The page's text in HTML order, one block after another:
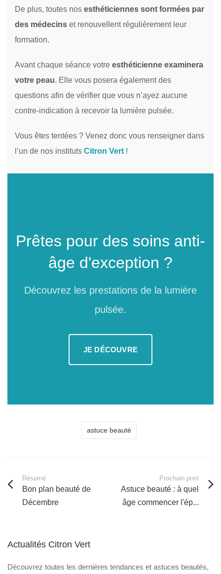
De plus, toutes nos esthéticiennes sont formées par
des médecins et renouvellent régulièrement leur
formation.
Avant chaque séance votre esthéticienne examinera
votre peau. Elle vous posera également des
questions afin de vérifier que vous n’ayez aucune
contre-indication à recevoir la lumière pulsée.
Vous êtes tentées ? Venez donc vous renseigner dans
l’un de nos instituts Citron Vert !
Prêtes pour des soins anti-
âge d'exception ?
Découvrez les prestations de la lumière
pulsée.
JE DÉCOUVRE
astuce beauté
Résumé
Bon plan beauté de
Décembre
Prochain post
Astuce beauté : à quel
âge commencer l'ép...
Actualités Citron Vert
Découvrez toutes les dernières tendances et astuces beautés,